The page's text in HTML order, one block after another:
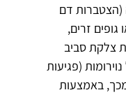
(הצטברות דם
זרים,
צלקת סביב
(פגיעות
באמצעות